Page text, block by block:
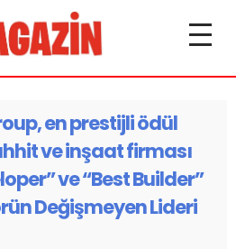
en prestijli ödül
ve inşaat firması
ve “Best Builder”
Değişmeyen Lideri